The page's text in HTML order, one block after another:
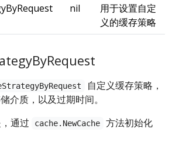
nil
用于设置自定
义的缓存策略
自定义缓存策略，
介质，以及过期时间。
通过
cache.NewCache 方法初始化